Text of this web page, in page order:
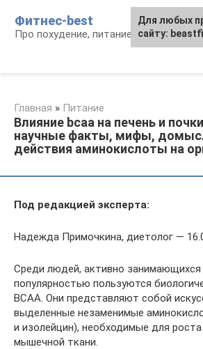
контенту
Фитнес-best
Про похудение, питание и фитнес
Главная » Питание
Влияние bcaa на печень и
научные факты, мифы,
действия аминокислоты на
Под редакцией эксперта:
Надежда Примочкина, диетолог —
Среди людей, активно занимающихся
популярностью пользуются
ВСАА. Они представляют собой
выделенные незаменимые
и изолейцин), необходимые для роста
мышечной ткани.
Для любых
сайту: